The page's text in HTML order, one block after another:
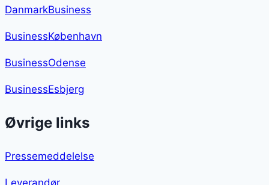
DanmarkBusiness
BusinessKøbenhavn
BusinessOdense
BusinessEsbjerg
Øvrige links
Pressemeddelelse